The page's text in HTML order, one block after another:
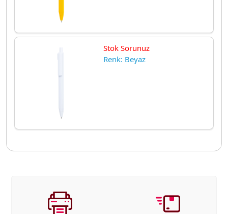
Stok Sorunuz
Renk: Beyaz